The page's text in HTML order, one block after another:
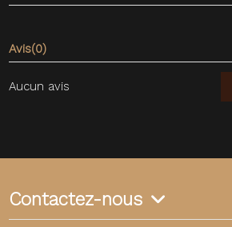
Avis(0)
Aucun avis
Contactez-nous